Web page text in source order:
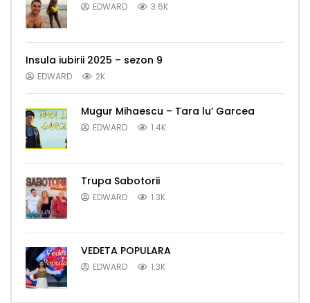
EDWARD 3.6K
Insula iubirii 2025 – sezon 9
EDWARD 2K
Mugur Mihaescu – Tara lu’ Garcea
EDWARD 1.4K
Trupa Sabotorii
EDWARD 1.3K
VEDETA POPULARA
EDWARD 1.3K